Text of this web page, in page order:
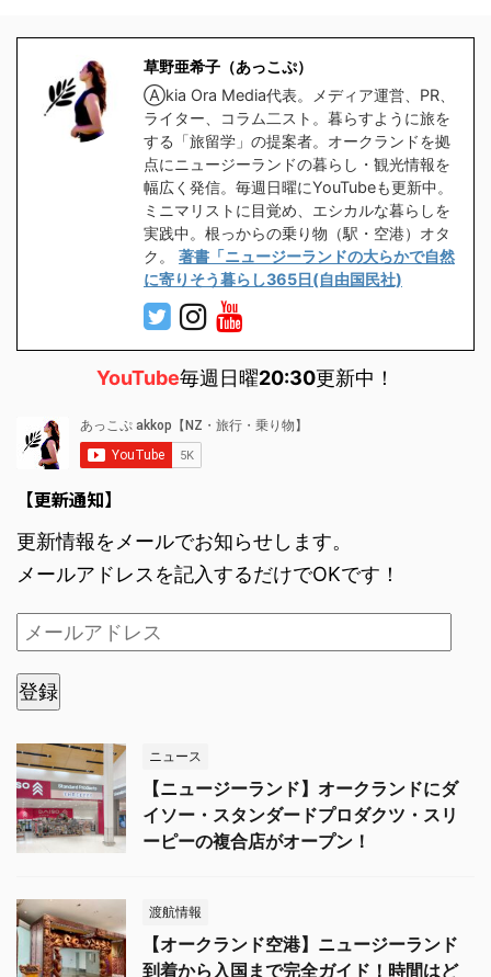
草野亜希子（あっこぷ）
Ⓐkia Ora Media代表。メディア運営、PR、
ライター、コラム二スト。暮らすように旅を
する「旅留学」の提案者。オークランドを拠
点にニュージーランドの暮らし・観光情報を
幅広く発信。毎週日曜にYouTubeも更新中。
ミニマリストに目覚め、エシカルな暮らしを
実践中。根っからの乗り物（駅・空港）オタ
ク。 著書「ニュージーランドの大らかで自然
に寄りそう暮らし365日(自由国民社)
YouTube毎週日曜20:30更新中！
【更新通知】
更新情報をメールでお知らせします。
メールアドレスを記入するだけでOKです！
登録
ニュース
【ニュージーランド】オークランドにダ
イソー・スタンダードプロダクツ・スリ
ーピーの複合店がオープン！
渡航情報
【オークランド空港】ニュージーランド
到着から入国まで完全ガイド！時間はど